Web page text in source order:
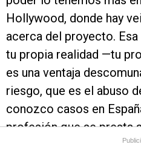
Hollywood, donde hay
acerca del proyecto.
tu propia realidad —tu
es una ventaja
riesgo, que es el abuso
conozco casos en
profesión que se presta